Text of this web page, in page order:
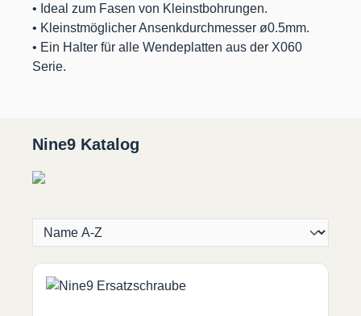
• Ideal zum Fasen von Kleinstbohrungen.
• Kleinstmöglicher Ansenkdurchmesser ø0.5mm.
• Ein Halter für alle Wendeplatten aus der X060
Serie.
Nine9 Katalog